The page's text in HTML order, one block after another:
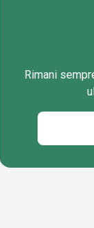
Rimani